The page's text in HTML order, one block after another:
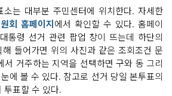
소는 대부분 주민센터에 위치한다. 자세한
회 홈페이지에서 확인할 수 있다. 홈페이
통령 선거 관련 팝업 창이 뜨는데 하단의
들어가면 위의 사진과 같은 조회조건 문
서 거주하는 지역을 선택하면 구와 동 그리
에 볼 수 있다. 참고로 선거 당일 본투표의
투표할 수 있다.